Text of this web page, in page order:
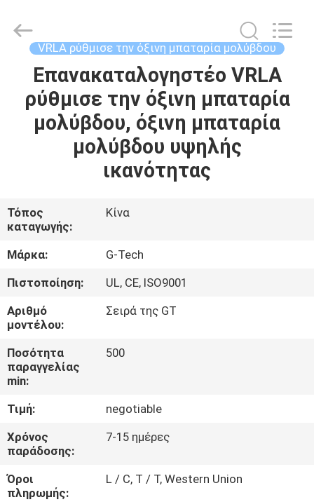
ΣΠΊΤΙ
ΠΡΟΪΌΝΤΑ
ΣΧΕΤΙΚΆ
ΕΜΆΣ
ΕΠΙΣΚΕΨΉ
ΕΡΓΟΣΤΑΣΊΟΥ
ΈΛΕΓΧΟΣ
ΠΟΙΌΤΗΤΑΣ
ΜΑΖΊ
ΜΑΣ
ΕΙΔΉΣΕΙΣ
POWER
GROUP.
VRLA ρύθμισε την όξινη μπαταρία μολύβδου
Επανακαταλογηστέο VRLA
ρύθμισε την όξινη μπαταρία
μολύβδου, όξινη μπαταρία
μολύβδου υψηλής
ικανότητας
Τόπος
καταγωγής:
Κίνα
Μάρκα:
G-Tech
Πιστοποίηση:
UL, CE, ISO9001
Αριθμό
μοντέλου:
Σειρά της GT
Ποσότητα
παραγγελίας
min:
500
Τιμή:
negotiable
Χρόνος
παράδοσης:
7-15 ημέρες
Όροι
πληρωμής:
L / C, T / T, Western Union